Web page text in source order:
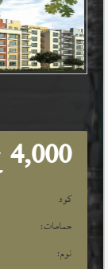
4,000
كود
حمامات:
نوم: